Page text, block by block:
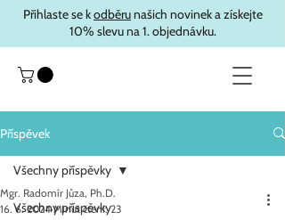
Přihlaste se kodběrunašich novinek a získejte
10% slevu na 1. objednávku.
Příspěvek
Všechny příspěvky
Všechny příspěvky
Mgr. Radomír Jůza, Ph.D.
16. 6. 2024 Minut čtení: 23